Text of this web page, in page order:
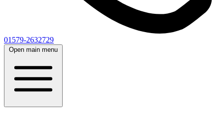
01579-2632729
Open main menu